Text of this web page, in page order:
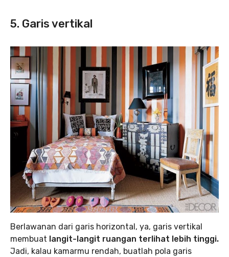
5. Garis vertikal
Berlawanan dari garis horizontal, ya, garis vertikal
membuat langit-langit ruangan terlihat lebih tinggi.
Jadi, kalau kamarmu rendah, buatlah pola garis